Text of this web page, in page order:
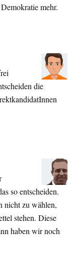
mehr.
die
so entscheiden.
nicht zu wählen,
stehen. Diese
haben wir noch